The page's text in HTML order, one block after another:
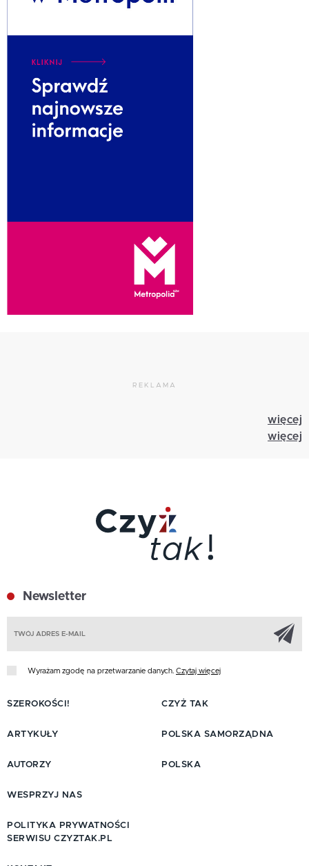
REKLAMA
więcej
więcej
Newsletter
Wyrażam zgodę na przetwarzanie danych. Czytaj więcej
SZEROKOŚCI!
ARTYKUŁY
AUTORZY
CZYŻ TAK
POLSKA SAMORZĄDNA
POLSKA
WESPRZYJ NAS
POLITYKA PRYWATNOŚCI
SERWISU CZYZTAK.PL